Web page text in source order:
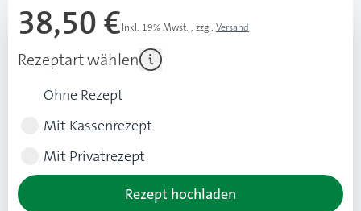
38,50 €Inkl. 19% Mwst. , zzgl. Versand
Rezeptart wählen
Ohne Rezept
Mit Kassenrezept
Mit Privatrezept
Rezept hochladen